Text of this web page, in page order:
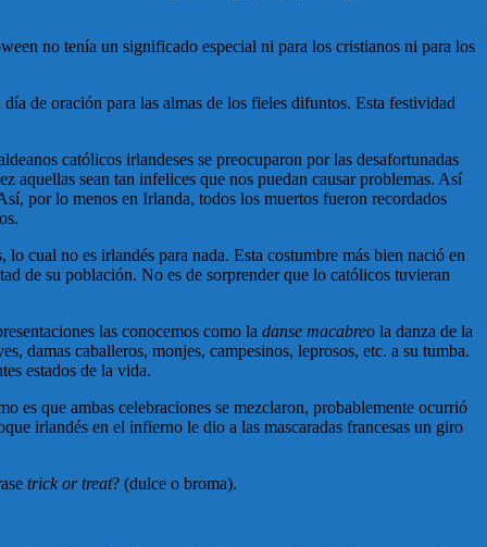
no tenía un significado especial ni para los cristianos ni para los
de oración para las almas de los fieles difuntos. Esta festividad
católicos irlandeses se preocuparon por las desafortunadas
aquellas sean tan infelices que nos puedan causar problemas. Así
por lo menos en Irlanda, todos los muertos fueron recordados
cual no es irlandés para nada. Esta costumbre más bien nació en
de su población. No es de sorprender que lo católicos tuvieran
las conocemos como la danse macabreo la danza de la
damas caballeros, monjes, campesinos, leprosos, etc. a su tumba.
estados de la vida.
es que ambas celebraciones se mezclaron, probablemente ocurrió
irlandés en el infierno le dio a las mascaradas francesas un giro
trick or treat? (dulce o broma).